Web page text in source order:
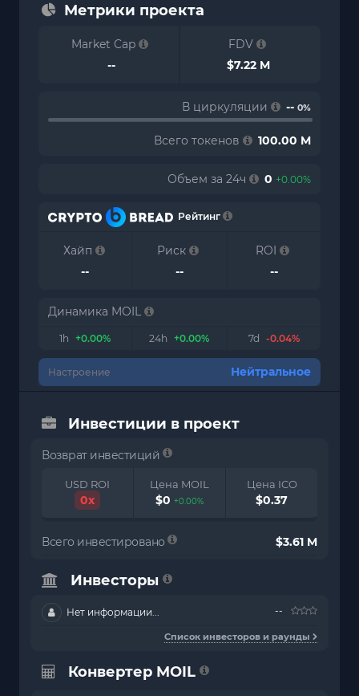
Метрики проекта
Market Cap
--
FDV
$7.22 M
В циркуляции -- 0%
Всего токенов 100.00 M
Объем за 24ч 0 +0.00%
Рейтинг
Хайп
--
Риск
--
ROI
--
Динамика MOIL
1h +0.00% 24h +0.00% 7d -0.04%
Настроение Нейтральное
Инвестиции в проект
Возврат инвестиций
USD ROI
0x
Цена MOIL
$0 +0.00%
Цена ICO
$0.37
Всего инвестировано $3.61 M
Инвесторы
Нет информации... --
Список инвесторов и раунды
Конвертер MOIL